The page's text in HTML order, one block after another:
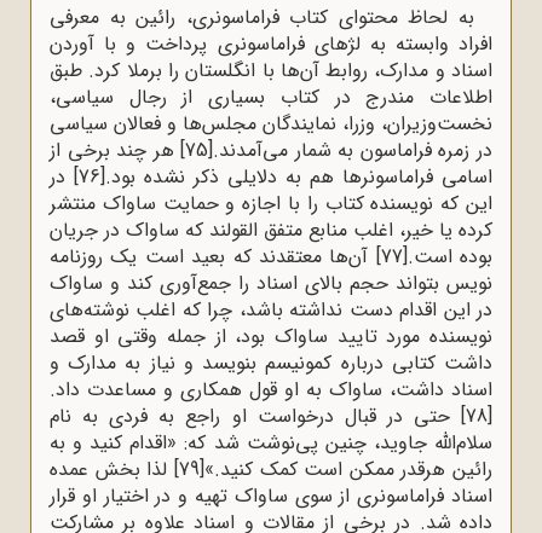
به لحاظ محتوای کتاب فراماسونری، رائین به معرفی
افراد وابسته به لژهای فراماسونری پرداخت و با آوردن
اسناد و مدارک، روابط آن‌ها با انگلستان را برملا کرد. طبق
اطلاعات مندرج در کتاب بسیاری از رجال سیاسی،
نخست‌وزیران، وزرا، نمایندگان مجلس‌ها و فعالان سیاسی
در زمره فراماسون‌ به شمار می‌آمدند.[75]
هر چند برخی از
اسامی فراماسونرها هم به دلایلی ذکر نشده بود.[76]
در
این که نویسنده کتاب را با اجازه و حمایت ساواک منتشر
کرده یا خیر، اغلب منابع متفق القولند که ساواک در جریان
بوده است.[77]
آن‌ها معتقدند که بعید است یک روزنامه
نویس بتواند حجم بالای اسناد را جمع‌آوری کند و ساواک
در این اقدام دست نداشته باشد، چرا که اغلب نوشته‌های
نویسنده مورد تایید ساواک بود، از جمله وقتی او قصد
داشت کتابی درباره کمونیسم بنویسد و نیاز به مدارک و
اسناد داشت، ساواک به او قول همکاری و مساعدت داد.
[78]
حتی در قبال درخواست او راجع به فردی به نام
سلام‌الله جاوید، چنین پی‌نوشت شد که: «اقدام کنید و به
رائین هرقدر ممکن است کمک کنید.»[79]
لذا بخش عمده
اسناد فراماسونری از سوی ساواک تهیه و در اختیار او قرار
داده شد. در برخی از مقالات و اسناد علاوه بر مشارکت